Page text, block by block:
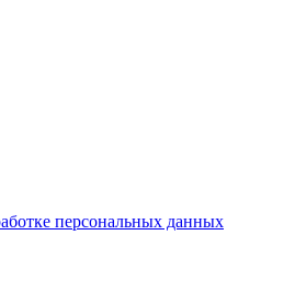
персональных данных